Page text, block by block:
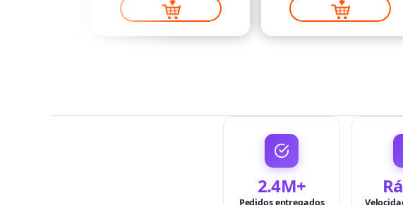
2.4M+
Pedidos entregados